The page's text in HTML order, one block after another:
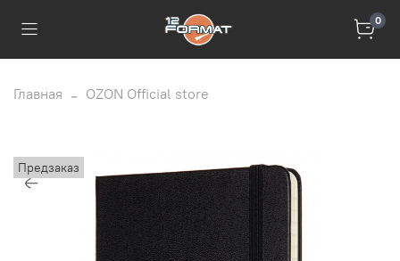
0
Главная OZON Official store
Предзаказ